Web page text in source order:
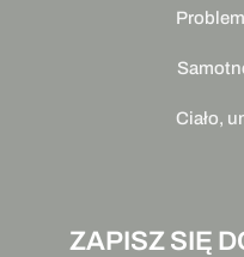
Ciało,
ZAPISZ SIĘ